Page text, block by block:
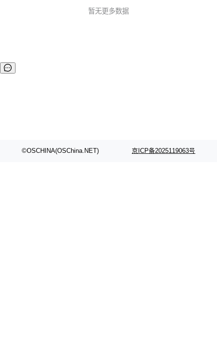
组件对应的文件位置 体积小，生产代码使用 rollup 打包，摇
暂无更多数据
©OSCHINA(OSChina.NET) 京ICP备2025119063号